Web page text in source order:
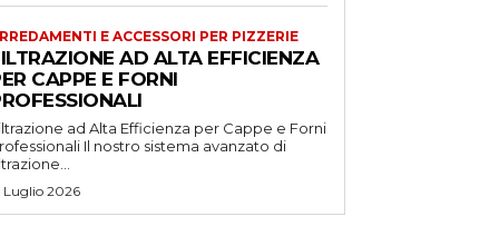
E ACCESSORI PER PIZZERIE
AD ALTA EFFICIENZA
CAPPE E FORNI
ad Alta Efficienza per Cappe e Forni
Il nostro sistema avanzato di
Luglio 2026